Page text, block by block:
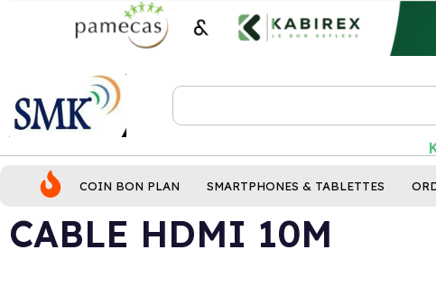
COIN BON PLAN SMARTPHONES & TABLETTES
CABLE HDMI 10M